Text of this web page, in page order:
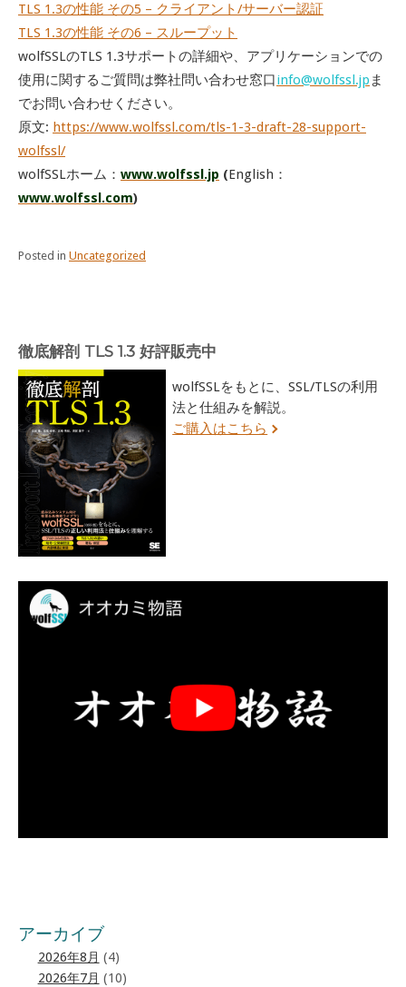
TLS 1.3の性能 その5 – クライアント/サーバー認証
TLS 1.3の性能 その6 – スループット
wolfSSLのTLS 1.3サポートの詳細や、アプリケーションでの
使用に関するご質問は弊社問い合わせ窓口info@wolfssl.jp ま
でお問い合わせください。
原文: https://www.wolfssl.com/tls-1-3-draft-28-support-
wolfssl/
wolfSSLホーム： www.wolfssl.jp (English：
www.wolfssl.com)
Posted in Uncategorized
徹底解剖 TLS 1.3 好評販売中
wolfSSLをもとに、SSL/TLSの利用
法と仕組みを解説。
ご購入はこちら
アーカイブ
2026年8月 (4)
2026年7月 (10)